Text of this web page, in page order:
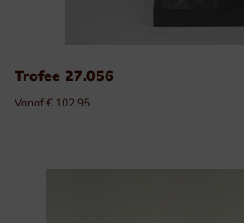
Trofee 27.056
Vanaf € 102.95